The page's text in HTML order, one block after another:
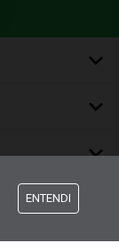
ENTENDI